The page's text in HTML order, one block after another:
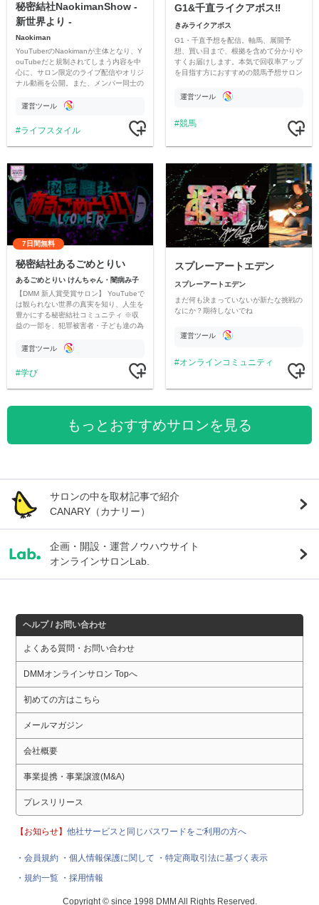
秘密結社NaokimanShow -
新世界より -
Naokiman
YouTuberのNaokimanが主体となり、Y
ouTubeだと規制されてしまう内容を中
心に、サロン限定のライブ配信やオリジ
ナル動画を公開。また、メンバー同士の
ただいています。
運営ツール
ライフスタイル
G1&千直ライクアボス‼️
きみライクアボス
G1・千直予想を配信。軸馬、展開予
想、買い目まで、根拠を含めて分かりや
すくお届けします。本気で回収率アップ
を目指す方におすすめの競馬予想サロン
運営ツール
競馬
7日間無料
秘密結社あるごめとりい
あるごめとりい けんちゃん・闇病み子
【DMM 新人賞受賞サロン】 YouTubeで
は観られない世界の真実を知り、人生を
豊かにする秘密結社コミュニティ ※収
益の一部を、犯罪被害者・子ども達の為
す運営ツール
学び
スプレーアートエデン
スプレーアートエデン
まだ何も決まっていないが新たな挑戦の
なにか？期待しないでね
運営ツール
オンラインコミュニティ
もっとおすすめサロンを見る
サロンの中を取材記事で紹介
CANARY（カナリー）
企画・開設・運営ノウハウサイト
オンラインサロンLab.
ヘルプ / お問い合わせ
よくある質問・お問い合わせ
DMMオンラインサロン Topへ
初めての方はこちら
メールマガジン
会社概要
事業提携・事業譲渡(M&A)
プレスリリース
【お知らせ】他社サービスと同じパスワードをご利用の方へ
・会員規約 ・個人情報保護に関して
・特定商取引法に基づく表示
・規約一覧 ・採用情報
Copyright © since 1998 DMM All Rights Reserved.